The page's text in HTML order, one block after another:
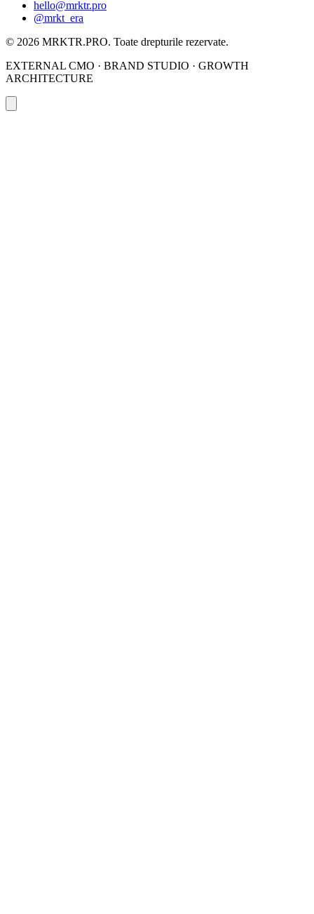
hello@mrktr.pro
@mrkt_era
© 2026 MRKTR.PRO. Toate drepturile rezervate.
EXTERNAL CMO · BRAND STUDIO · GROWTH
ARCHITECTURE